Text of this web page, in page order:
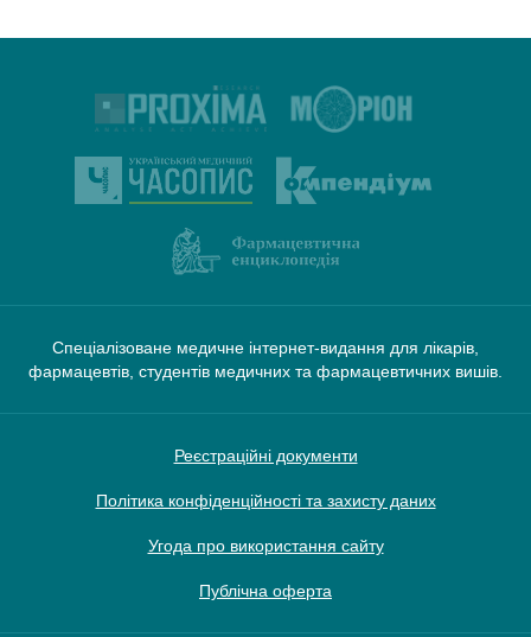
Спеціалізоване медичне інтернет-видання для лікарів,
фармацевтів, студентів медичних та фармацевтичних вишів.
Реєстраційні документи
Політика конфіденційності та захисту даних
Угода про використання сайту
Публічна оферта